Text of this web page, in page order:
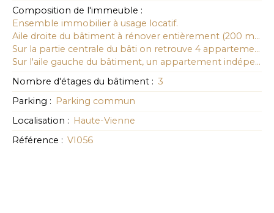
Composition de l'immeuble :
Ensemble immobilier à usage locatif.
Aile droite du bâtiment à rénover entièrement (200 m² au sol sur 3 niveaux) Potentiel intéressant de création de 8 nouveaux logements. A l'arrière du bâti, un jardin vient agrémenter l'ensemble.
Sur la partie centrale du bâti on retrouve 4 appartements dont 3 loués (2 de 64 m² et 2 de 74 m² au rez-de-chaussée et 1er étage ) - possibilité de créer 2 appartements supplémentaires au 2ème étage.
Sur l'aile gauche du bâtiment, un appartement indépendant avec un grand garage au rez-de-chaussée (2 voitures) - habitation à l'étage de type T5 en duplex loué bénéficie de son propre jardin. Un préau et une cour complètent ce bien.
Nombre d'étages du bâtiment : 3
Parking : Parking commun
Localisation : Haute-Vienne
Référence : VI056